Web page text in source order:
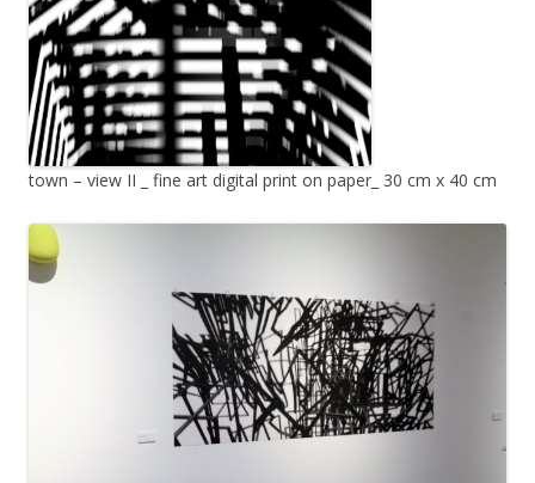
town – view II _ fine art digital print on paper_ 30 cm x 40 cm